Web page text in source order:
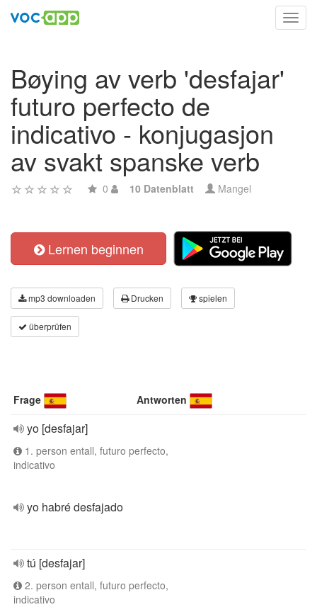
Bøying av verb 'desfajar'
futuro perfecto de
indicativo - konjugasjon
av svakt spanske verb
0 10 Datenblatt Mangel
Lernen beginnen
mp3 downloaden Drucken spielen
überprüfen
Frage Antworten
yo [desfajar]
1. person entall, futuro perfecto,
indicativo
yo habré desfajado
tú [desfajar]
2. person entall, futuro perfecto,
indicativo